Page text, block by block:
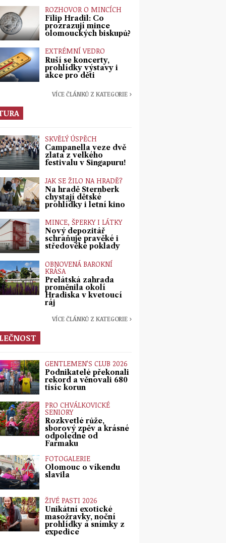
ROZHOVOR O MINCÍCH
Filip Hradil: Co
prozrazují mince
olomouckých biskupů?
EXTRÉMNÍ VEDRO
Ruší se koncerty,
prohlídky výstavy i
akce pro děti
VÍCE ČLÁNKŮ Z KATEGORIE ›
SKVĚLÝ ÚSPĚCH
Campanella veze dvě
zlata z velkého
festivalu v Singapuru!
JAK SE ŽILO NA HRADĚ?
Na hradě Šternberk
chystají dětské
prohlídky i letní kino
MINCE, ŠPERKY I LÁTKY
Nový depozitář
schraňuje pravěké i
středověké poklady
OBNOVENÁ BAROKNÍ
KRÁSA
Prelátská zahrada
proměnila okolí
Hradiska v kvetoucí
ráj
VÍCE ČLÁNKŮ Z KATEGORIE ›
GENTLEMEN’S CLUB 2026
Podnikatelé překonali
rekord a věnovali 680
tisíc korun
PRO CHVÁLKOVICKÉ
SENIORY
Rozkvetlé růže,
sborový zpěv a krásné
odpoledne od
Farmaku
FOTOGALERIE
Olomouc o víkendu
slavila
ŽIVÉ PASTI 2026
Unikátní exotické
masožravky, noční
prohlídky a snímky z
expedice